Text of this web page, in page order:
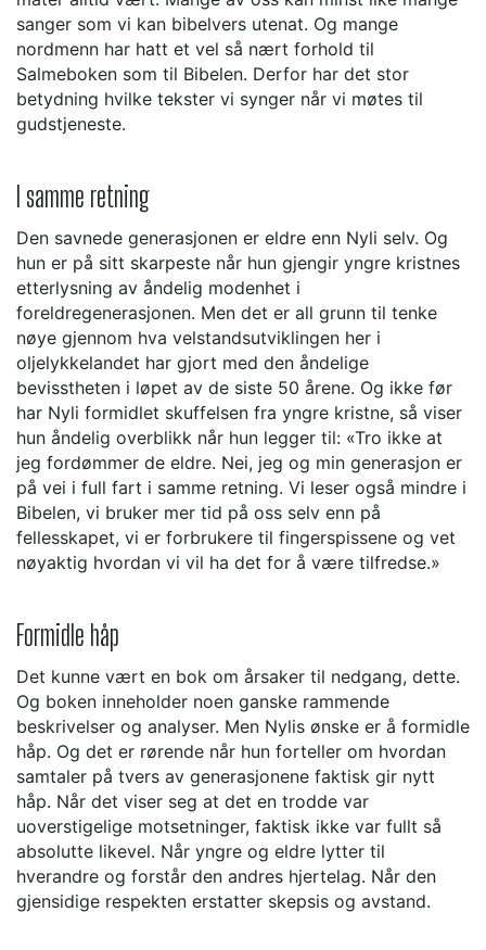
sanger som vi kan bibelvers utenat. Og mange
nordmenn har hatt et vel så nært forhold til
Salmeboken som til Bibelen. Derfor har det stor
betydning hvilke tekster vi synger når vi møtes til
gudstjeneste.
I samme retning
Den savnede generasjonen er eldre enn Nyli selv. Og
hun er på sitt skarpeste når hun gjengir yngre kristnes
etterlysning av åndelig modenhet i
foreldregenerasjonen. Men det er all grunn til tenke
nøye gjennom hva velstandsutviklingen her i
oljelykkelandet har gjort med den åndelige
bevisstheten i løpet av de siste 50 årene. Og ikke før
har Nyli formidlet skuffelsen fra yngre kristne, så viser
hun åndelig overblikk når hun legger til: «Tro ikke at
jeg fordømmer de eldre. Nei, jeg og min generasjon er
på vei i full fart i samme retning. Vi leser også mindre i
Bibelen, vi bruker mer tid på oss selv enn på
fellesskapet, vi er forbrukere til fingerspissene og vet
nøyaktig hvordan vi vil ha det for å være tilfredse.»
Formidle håp
Det kunne vært en bok om årsaker til nedgang, dette.
Og boken inneholder noen ganske rammende
beskrivelser og analyser. Men Nylis ønske er å formidle
håp. Og det er rørende når hun forteller om hvordan
samtaler på tvers av generasjonene faktisk gir nytt
håp. Når det viser seg at det en trodde var
uoverstigelige motsetninger, faktisk ikke var fullt så
absolutte likevel. Når yngre og eldre lytter til
hverandre og forstår den andres hjertelag. Når den
gjensidige respekten erstatter skepsis og avstand.